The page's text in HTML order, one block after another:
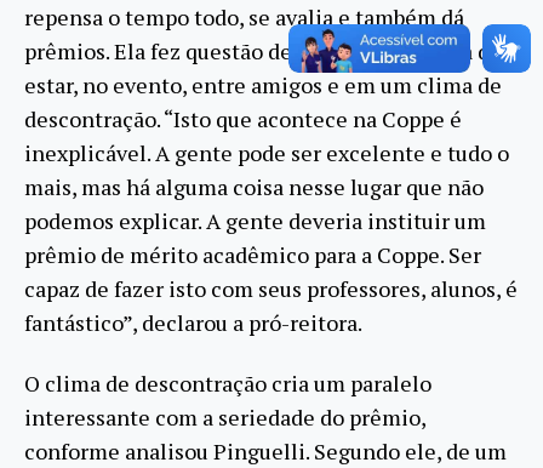
repensa o tempo todo, se avalia e também dá
prêmios. Ela fez questão de ressaltar a alegria de
estar, no evento, entre amigos e em um clima de
descontração. “Isto que acontece na Coppe é
inexplicável. A gente pode ser excelente e tudo o
mais, mas há alguma coisa nesse lugar que não
podemos explicar. A gente deveria instituir um
prêmio de mérito acadêmico para a Coppe. Ser
capaz de fazer isto com seus professores, alunos, é
fantástico”, declarou a pró-reitora.
O clima de descontração cria um paralelo
interessante com a seriedade do prêmio,
conforme analisou Pinguelli. Segundo ele, de um